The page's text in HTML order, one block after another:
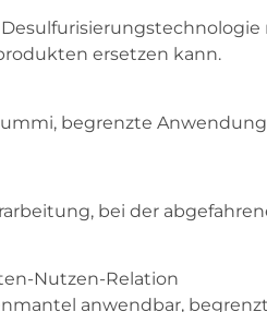
ersetzen kann.
begrenzte
bei der
Nutzen-Relation
anwendbar,